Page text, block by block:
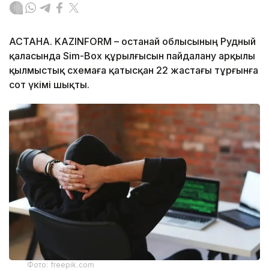
АСТАНА. KAZINFORM – Қостанай облысының Рудный
қаласында Sim-Box құрылғысын пайдалану арқылы
қылмыстық схемаға қатысқан 22 жастағы тұрғынға
сот үкімі шықты.
Фото: freepik.com